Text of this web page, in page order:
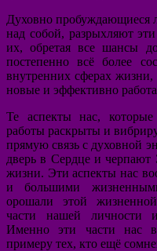
Духовно пробуждающиеся
над собой, разрыхляют
их, обретая все шансы
постепенно всё более
внутренних сферах
новые и эффективно
Те аспекты нас, которые
работы раскрыты и
прямую связь с духовной
дверь в Сердце и
жизни. Эти аспекты нас
и большими
орошали этой
части нашей личности
Именно эти части нас
примеру тех, кто ещё